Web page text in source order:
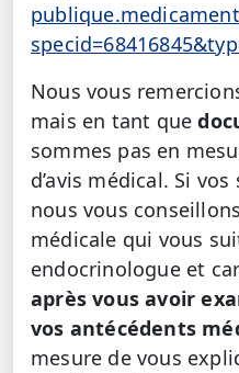
Nous vous
mais en tant que
sommes pas en
d’avis médical. Si
nous vous
médicale qui vous
endocrinologue et
après vous avoir
vos antécédents
mesure de vous